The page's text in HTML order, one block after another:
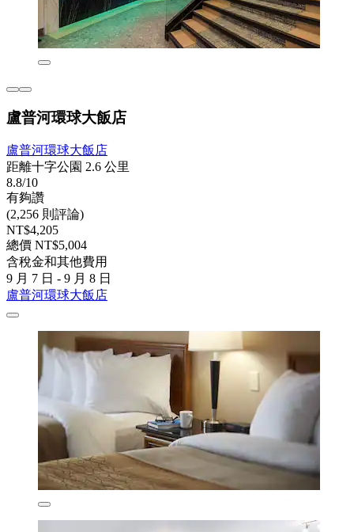
盧普河環球大飯店
盧普河環球大飯店
距離十字公園 2.6 公里
8.8/10
有夠讚
(2,256 則評論)
NT$4,205
總價 NT$5,004
含稅金和其他費用
9 月 7 日 - 9 月 8 日
盧普河環球大飯店